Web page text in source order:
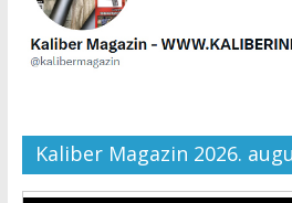
Kaliber Magazin 2026.